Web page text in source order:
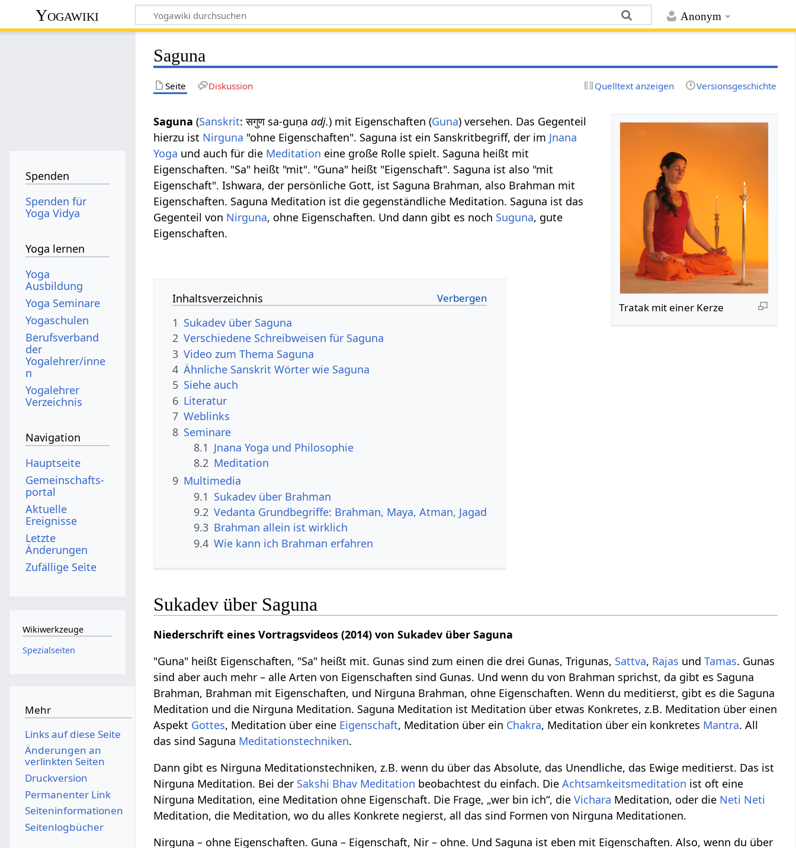
Anonym
Yogawiki
Saguna
Seite Diskussion Quelltext anzeigen Versionsgeschichte
Tratak mit einer Kerze
Saguna (Sanskrit: सगुण sa-guṇaadj.) mit Eigenschaften (Guna) versehen. Das Gegenteil
hierzu ist Nirguna "ohne Eigenschaften". Saguna ist ein Sanskritbegriff, der im Jnana
Yoga und auch für die Meditation eine große Rolle spielt. Saguna heißt mit
Eigenschaften. "Sa" heißt "mit". "Guna" heißt "Eigenschaft". Saguna ist also "mit
Eigenschaft". Ishwara, der persönliche Gott, ist Saguna Brahman, also Brahman mit
Eigenschaften. Saguna Meditation ist die gegenständliche Meditation. Saguna ist das
Gegenteil von Nirguna, ohne Eigenschaften. Und dann gibt es noch Suguna, gute
Eigenschaften.
Inhaltsverzeichnis
1 Sukadev über Saguna
2 Verschiedene Schreibweisen für Saguna
3 Video zum Thema Saguna
4 Ähnliche Sanskrit Wörter wie Saguna
5 Siehe auch
6 Literatur
7 Weblinks
8 Seminare
8.1 Jnana Yoga und Philosophie
8.2 Meditation
9 Multimedia
9.1 Sukadev über Brahman
9.2 Vedanta Grundbegriffe: Brahman, Maya, Atman, Jagad
9.3 Brahman allein ist wirklich
9.4 Wie kann ich Brahman erfahren
Sukadev über Saguna
Niederschrift eines Vortragsvideos (2014) von Sukadev über Saguna
"Guna" heißt Eigenschaften, "Sa" heißt mit. Gunas sind zum einen die drei Gunas, Trigunas, Sattva, Rajas undTamas. Gunas
sind aber auch mehr – alle Arten von Eigenschaften sind Gunas. Und wenn du von Brahman sprichst, da gibt es Saguna
Brahman, Brahman mit Eigenschaften, und Nirguna Brahman, ohne Eigenschaften. Wenn du meditierst, gibt es die Saguna
Meditation und die Nirguna Meditation. Saguna Meditation ist Meditation über etwas Konkretes, z.B. Meditation über einen
Aspekt Gottes, Meditation über eine Eigenschaft, Meditation über ein Chakra, Meditation über ein konkretes Mantra. All
das sind Saguna Meditationstechniken.
Dann gibt es Nirguna Meditationstechniken, z.B. wenn du über das Absolute, das Unendliche, das Ewige meditierst. Das ist
Nirguna Meditation. Bei der Sakshi Bhav Meditation beobachtest du einfach. DieAchtsamkeitsmeditation ist oft eine
Nirguna Meditation, eine Meditation ohne Eigenschaft. Die Frage, „wer bin ich“, dieVichara Meditation, oder die Neti Neti
Meditation, die Meditation, wo du alles Konkrete negierst, all das sind Formen von Nirguna Meditationen.
Nirguna – ohne Eigenschaften. Guna – Eigenschaft, Nir – ohne. Und Saguna ist eben mit Eigenschaften. Also, wenn du über
Spenden
Spenden für
Yoga Vidya
Yoga lernen
Yoga
Ausbildung
Yoga Seminare
Yogaschulen
Berufsverband
der
Yogalehrer/inne
n
Yogalehrer
Verzeichnis
Navigation
Hauptseite
Gemeinschafts­
portal
Aktuelle
Ereignisse
Letzte
Änderungen
Zufällige Seite
Wikiwerkzeuge
Spezialseiten
Mehr
Links auf diese Seite
Änderungen an
verlinkten Seiten
Druckversion
Permanenter Link
Seiten­­informationen
Seitenlogbücher